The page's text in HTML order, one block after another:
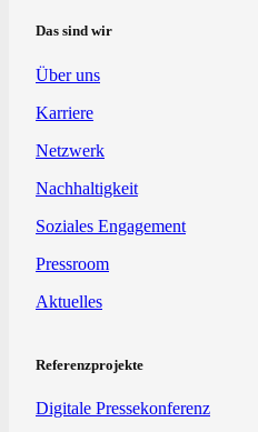
Das sind wir
Über uns
Karriere
Netzwerk
Nachhaltigkeit
Soziales Engagement
Pressroom
Aktuelles
Referenzprojekte
Digitale Pressekonferenz